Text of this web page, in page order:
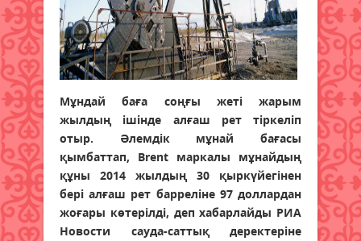
Мұндай баға соңғы жеті жарым
жылдың ішінде алғаш рет тіркеліп
отыр. Әлемдік мұнай бағасы
қымбаттап, Brent маркалы мұнайдың
құны 2014 жылдың 30 қыркүйегінен
бері алғаш рет барреліне 97 доллардан
жоғары көтерілді, деп хабарлайды РИА
Новости сауда-саттық деректеріне